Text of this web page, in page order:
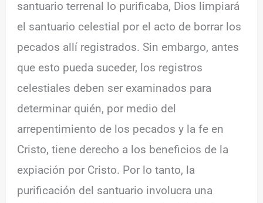
santuario terrenal lo purificaba, Dios limpiará
el santuario celestial por el acto de borrar los
pecados allí registrados. Sin embargo, antes
que esto pueda suceder, los registros
celestiales deben ser examinados para
determinar quién, por medio del
arrepentimiento de los pecados y la fe en
Cristo, tiene derecho a los beneficios de la
expiación por Cristo. Por lo tanto, la
purificación del santuario involucra una